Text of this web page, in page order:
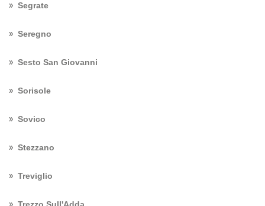
Segrate
Seregno
Sesto San Giovanni
Sorisole
Sovico
Stezzano
Treviglio